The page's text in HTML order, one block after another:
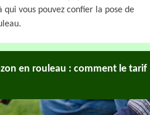
qui vous pouvez confier la pose de
en rouleau : comment le tarif